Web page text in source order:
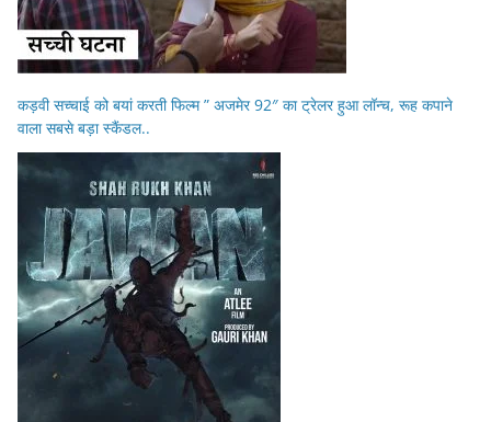
कड़वी सच्चाई को बयां करती फिल्म ” अजमेर 92″ का ट्रेलर हुआ लॉन्च, रूह कपाने
वाला सबसे बड़ा स्कैंडल..